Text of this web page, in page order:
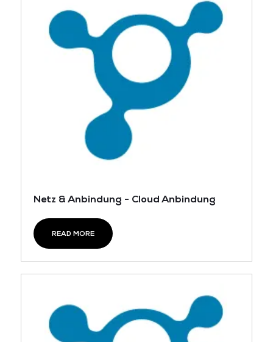
Netz & Anbindung - Cloud Anbindung
READ MORE